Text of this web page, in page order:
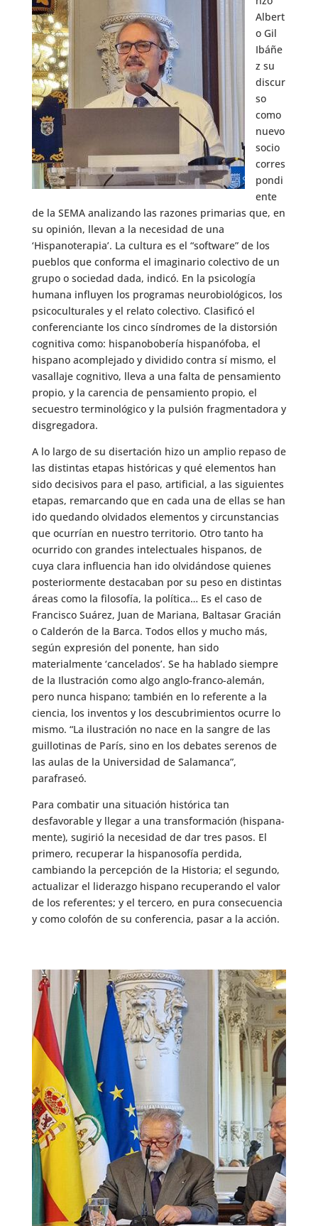
Albert
o Gil
Ibáñe
z su
discur
so
como
nuevo
socio
corres
pondi
ente
de la SEMA analizando las razones primarias que, en
su opinión, llevan a la necesidad de una
‘Hispanoterapia’. La cultura es el “software” de los
pueblos que conforma el imaginario colectivo de un
grupo o sociedad dada, indicó. En la psicología
humana influyen los programas neurobiológicos, los
psicoculturales y el relato colectivo. Clasificó el
conferenciante los cinco síndromes de la distorsión
cognitiva como: hispanobobería hispanófoba, el
hispano acomplejado y dividido contra sí mismo, el
vasallaje cognitivo, lleva a una falta de pensamiento
propio, y la carencia de pensamiento propio, el
secuestro terminológico y la pulsión fragmentadora y
disgregadora.
A lo largo de su disertación hizo un amplio repaso de
las distintas etapas históricas y qué elementos han
sido decisivos para el paso, artificial, a las siguientes
etapas, remarcando que en cada una de ellas se han
ido quedando olvidados elementos y circunstancias
que ocurrían en nuestro territorio. Otro tanto ha
ocurrido con grandes intelectuales hispanos, de
cuya clara influencia han ido olvidándose quienes
posteriormente destacaban por su peso en distintas
áreas como la filosofía, la política… Es el caso de
Francisco Suárez, Juan de Mariana, Baltasar Gracián
o Calderón de la Barca. Todos ellos y mucho más,
según expresión del ponente, han sido
materialmente ‘cancelados’. Se ha hablado siempre
de la Ilustración como algo anglo-franco-alemán,
pero nunca hispano; también en lo referente a la
ciencia, los inventos y los descubrimientos ocurre lo
mismo. “La ilustración no nace en la sangre de las
guillotinas de París, sino en los debates serenos de
las aulas de la Universidad de Salamanca”,
parafraseó.
Para combatir una situación histórica tan
desfavorable y llegar a una transformación (hispana-
mente), sugirió la necesidad de dar tres pasos. El
primero, recuperar la hispanosofía perdida,
cambiando la percepción de la Historia; el segundo,
actualizar el liderazgo hispano recuperando el valor
de los referentes; y el tercero, en pura consecuencia
y como colofón de su conferencia, pasar a la acción.